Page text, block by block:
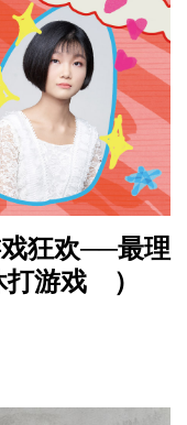
狂欢──最理
游戏 ）